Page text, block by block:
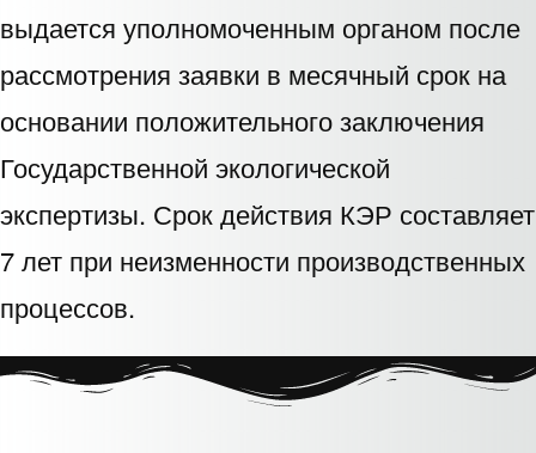
выдается уполномоченным органом после
рассмотрения заявки в месячный срок на
основании положительного заключения
Государственной экологической
экспертизы. Срок действия КЭР составляет
7 лет при неизменности производственных
процессов.